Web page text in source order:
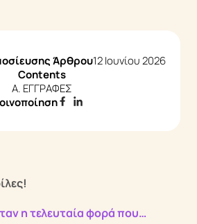
Άρθρου12 Ιουνίου 2026
Contents
A. ΕΓΓΡΑΦΕΣ
η τελευταία φορά που…